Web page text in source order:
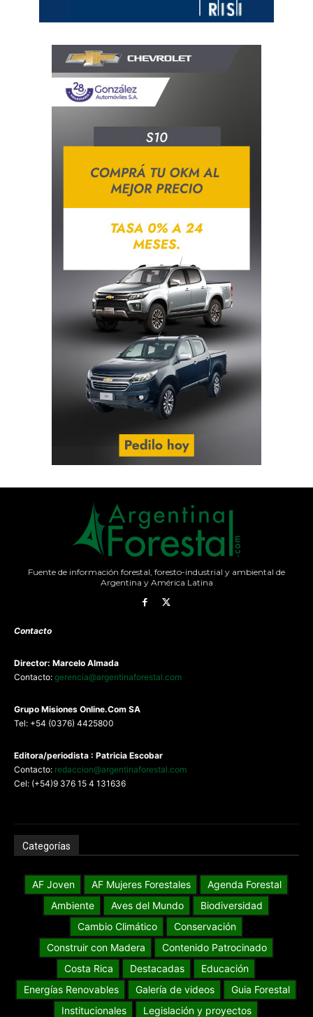
Fuente de información forestal, foresto-industrial y ambiental de
Argentina y América Latina
Contacto
Director: Marcelo Almada
Contacto: gerencia@argentinaforestal.com
Grupo Misiones Online.Com SA
Tel: +54 (0376) 4425800
Editora/periodista : Patricia Escobar
Contacto: redaccion@argentinaforestal.com
Cel: (+54)9 376 15 4 131636
Categorías
AF Joven AF Mujeres Forestales
Agenda Forestal
Ambiente
Aves del Mundo
Biodiversidad
Cambio Climático
Conservación
Construir con Madera
Contenido Patrocinado
Costa Rica
Destacadas
Educación
Energías Renovables
Galería de videos
Guia Forestal
Institucionales
Legislación y proyectos